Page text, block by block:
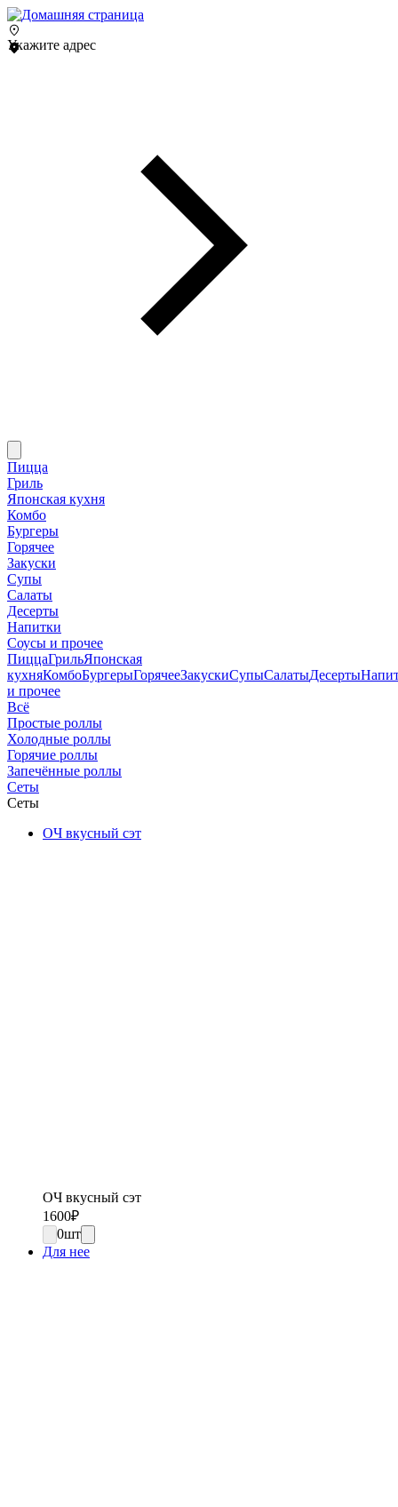
Укажите адрес
Пицца
Гриль
Японская кухня
Комбо
Бургеры
Горячее
Закуски
Супы
Салаты
Десерты
Напитки
Соусы и прочее
ПиццаГрильЯпонская
кухняКомбоБургерыГорячееЗакускиСупыСалатыДесерты
и прочее
Всё
Простые роллы
Холодные роллы
Горячие роллы
Запечённые роллы
Сеты
Сеты
ОЧ вкусный сэт
ОЧ вкусный сэт
1600₽
0шт
Для нее